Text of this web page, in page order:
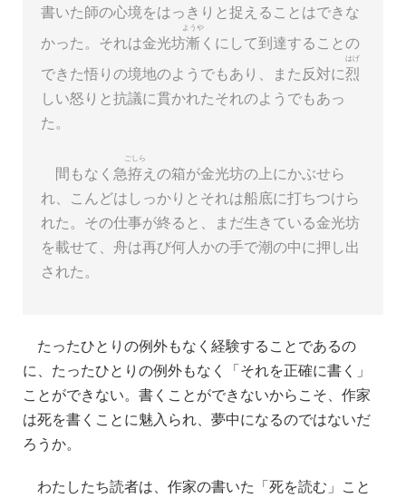
書いた師の心境をはっきりと捉えることはできな
かった。それは金光坊漸
ようや
くにして到達することの
できた悟りの境地のようでもあり、また反対に烈
はげ
しい怒りと抗議に貫かれたそれのようでもあっ
た。
間もなく急拵
ごしら
えの箱が金光坊の上にかぶせら
れ、こんどはしっかりとそれは船底に打ちつけら
れた。その仕事が終ると、まだ生きている金光坊
を載せて、舟は再び何人かの手で潮の中に押し出
された。
たったひとりの例外もなく経験することであるの
に、たったひとりの例外もなく「それを正確に書く」
ことができない。書くことができないからこそ、作家
は死を書くことに魅入られ、夢中になるのではないだ
ろうか。
わたしたち読者は、作家の書いた「死を読む」こと